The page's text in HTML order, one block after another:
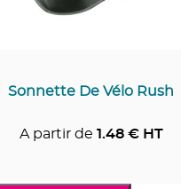
Sonnette De Vélo Rush
A partir de 1.48€ HT